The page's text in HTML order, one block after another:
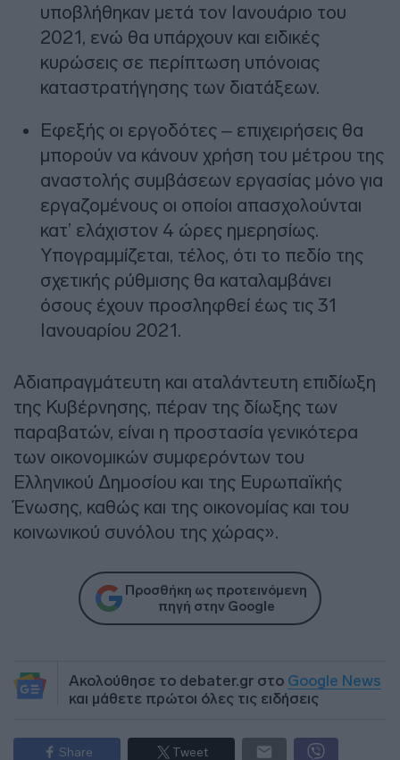
υποβλήθηκαν μετά τον Ιανουάριο του
2021, ενώ θα υπάρχουν και ειδικές
κυρώσεις σε περίπτωση υπόνοιας
καταστρατήγησης των διατάξεων.
Εφεξής οι εργοδότες – επιχειρήσεις θα
μπορούν να κάνουν χρήση του μέτρου της
αναστολής συμβάσεων εργασίας μόνο για
εργαζομένους οι οποίοι απασχολούνται
κατ’ ελάχιστον 4 ώρες ημερησίως.
Υπογραμμίζεται, τέλος, ότι το πεδίο της
σχετικής ρύθμισης θα καταλαμβάνει
όσους έχουν προσληφθεί έως τις 31
Ιανουαρίου 2021.
Αδιαπραγμάτευτη και αταλάντευτη επιδίωξη
της Κυβέρνησης, πέραν της δίωξης των
παραβατών, είναι η προστασία γενικότερα
των οικονομικών συμφερόντων του
Ελληνικού Δημοσίου και της Ευρωπαϊκής
Ένωσης, καθώς και της οικονομίας και του
κοινωνικού συνόλου της χώρας».
Προσθήκη ως προτεινόμενη
πηγή στην Google
Ακολούθησε το debater.gr στο Google News
και μάθετε πρώτοι όλες τις ειδήσεις
Share Tweet